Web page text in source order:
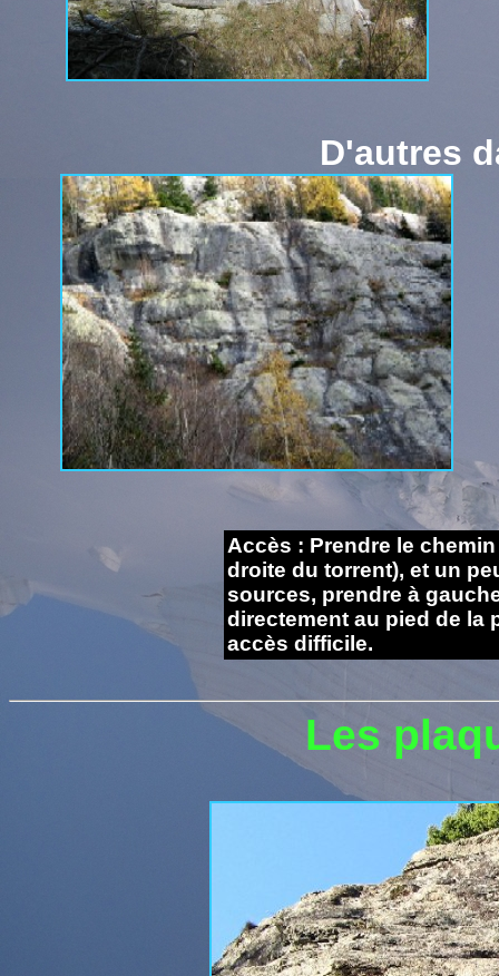
D'autres
Accès : Prendre le
droite du torrent), et un
sources, prendre à
directement au pied de la
accès difficile.
Les